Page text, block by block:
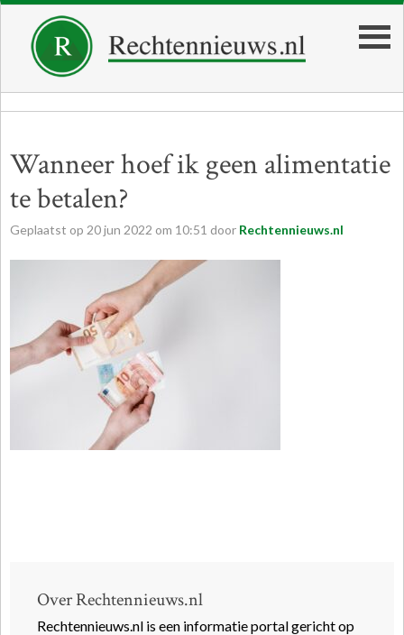
Wanneer hoef ik geen alimentatie
te betalen?
Geplaatst op 20jun 2022 om 10:51 door Rechtennieuws.nl
Over Rechtennieuws.nl
Rechtennieuws.nl is een informatie portal gericht op